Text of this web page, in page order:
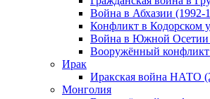
Война в Абхазии (1992-
Конфликт в Кодорском
Война в Южной Осетии
Вооружённый конфликт
Ирак
Иракская война НАТО
Монголия